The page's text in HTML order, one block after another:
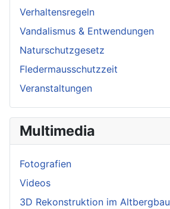
Verhaltensregeln
Vandalismus & Entwendungen
Naturschutzgesetz
Fledermausschutzzeit
Veranstaltungen
Multimedia
Fotografien
Videos
3D Rekonstruktion im Altbergbau